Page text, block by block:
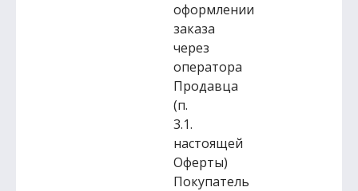
оформлении
заказа
через
оператора
Продавца
(п.
3.1.
настоящей
Оферты)
Покупатель